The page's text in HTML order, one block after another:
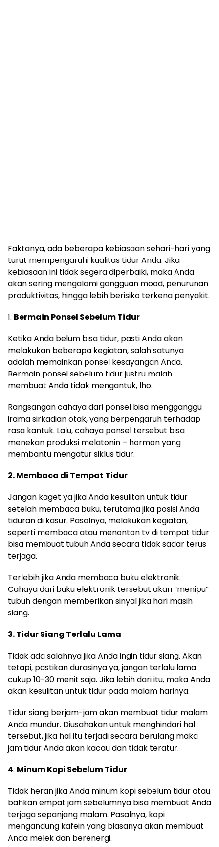
Faktanya, ada beberapa kebiasaan sehari-hari yang
turut mempengaruhi kualitas tidur Anda. Jika
kebiasaan ini tidak segera diperbaiki, maka Anda
akan sering mengalami gangguan mood, penurunan
produktivitas, hingga lebih berisiko terkena penyakit.
1. Bermain Ponsel Sebelum Tidur
Ketika Anda belum bisa tidur, pasti Anda akan
melakukan beberapa kegiatan, salah satunya
adalah memainkan ponsel kesayangan Anda.
Bermain ponsel sebelum tidur justru malah
membuat Anda tidak mengantuk, lho.
Rangsangan cahaya dari ponsel bisa mengganggu
irama sirkadian otak, yang berpengaruh terhadap
rasa kantuk. Lalu, cahaya ponsel tersebut bisa
menekan produksi melatonin – hormon yang
membantu mengatur siklus tidur.
2. Membaca di Tempat Tidur
Jangan kaget ya jika Anda kesulitan untuk tidur
setelah membaca buku, terutama jika posisi Anda
tiduran di kasur. Pasalnya, melakukan kegiatan,
seperti membaca atau menonton tv di tempat tidur
bisa membuat tubuh Anda secara tidak sadar terus
terjaga.
Terlebih jika Anda membaca buku elektronik.
Cahaya dari buku elektronik tersebut akan “menipu”
tubuh dengan memberikan sinyal jika hari masih
siang.
3. Tidur Siang Terlalu Lama
Tidak ada salahnya jika Anda ingin tidur siang. Akan
tetapi, pastikan durasinya ya, jangan terlalu lama
cukup 10-30 menit saja. Jika lebih dari itu, maka Anda
akan kesulitan untuk tidur pada malam harinya.
Tidur siang berjam-jam akan membuat tidur malam
Anda mundur. Diusahakan untuk menghindari hal
tersebut, jika hal itu terjadi secara berulang maka
jam tidur Anda akan kacau dan tidak teratur.
4. Minum Kopi Sebelum Tidur
Tidak heran jika Anda minum kopi sebelum tidur atau
bahkan empat jam sebelumnya bisa membuat Anda
terjaga sepanjang malam. Pasalnya, kopi
mengandung kafein yang biasanya akan membuat
Anda melek dan berenergi.